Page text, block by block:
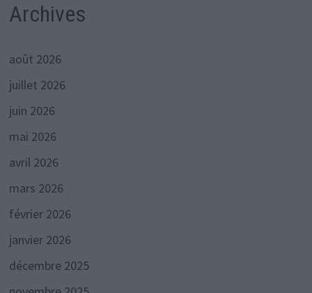
Archives
août 2026
juillet 2026
juin 2026
mai 2026
avril 2026
mars 2026
février 2026
janvier 2026
décembre 2025